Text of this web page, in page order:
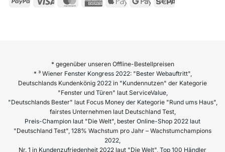
* gegenüber unseren Offline-Bestellpreisen
* ³ Wiener Fenster Kongress 2022: "Bester Webauftritt",
Deutschlands Kundenkönig 2022 in "Kundennutzen" der Kategorie
"Fenster und Türen" laut ServiceValue,
"Deutschlands Bester" laut Focus Money der Kategorie "Rund ums Haus",
fairstes Unternehmen laut Deutschland Test,
Preis-Champion laut "Die Welt", bester Online-Shop 2022 laut
"Deutschland Test", 128% Wachstum pro Jahr – Wachstumchampions
2022,
Nr. 1 in Kundenzufriedenheit 2022 laut "Die Welt", Top 100 Händler